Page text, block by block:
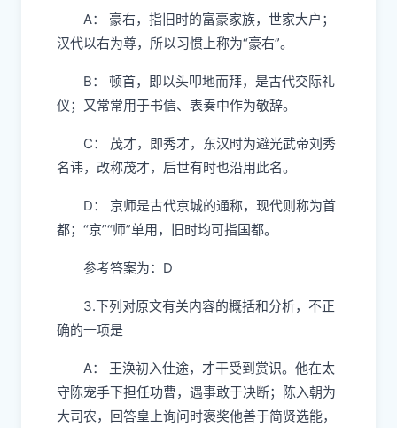
A： 豪右，指旧时的富豪家族，世家大户；
汉代以右为尊，所以习惯上称为“豪右”。
B： 顿首，即以头叩地而拜，是古代交际礼
仪；又常常用于书信、表奏中作为敬辞。
C： 茂才，即秀才，东汉时为避光武帝刘秀
名讳，改称茂才，后世有时也沿用此名。
D： 京师是古代京城的通称，现代则称为首
都；“京”“师”单用，旧时均可指国都。
参考答案为：D
3.下列对原文有关内容的概括和分析，不正
确的一项是
A： 王涣初入仕途，才干受到赏识。他在太
守陈宠手下担任功曹，遇事敢于决断；陈入朝为
大司农，回答皇上询问时褒奖他善于简贤选能，